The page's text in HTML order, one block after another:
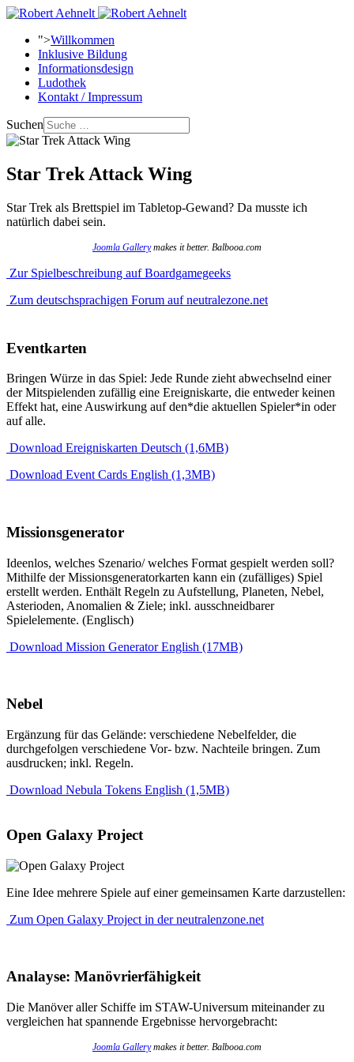
">Willkommen
Inklusive Bildung
Informationsdesign
Ludothek
Kontakt / Impressum
Suchen
Star Trek Attack Wing
Star Trek als Brettspiel im Tabletop-Gewand? Da musste ich
natürlich dabei sein.
Joomla Gallerymakes it better. Balbooa.com
Zur Spielbeschreibung auf Boardgamegeeks
Zum deutschsprachigen Forum auf neutralezone.net
Eventkarten
Bringen Würze in das Spiel: Jede Runde zieht abwechselnd einer
der Mitspielenden zufällig eine Ereigniskarte, die entweder keinen
Effekt hat, eine Auswirkung auf den*die aktuellen Spieler*in oder
auf alle.
Download Ereigniskarten Deutsch (1,6MB)
Download Event Cards English (1,3MB)
Missionsgenerator
Ideenlos, welches Szenario/ welches Format gespielt werden soll?
Mithilfe der Missionsgeneratorkarten kann ein (zufälliges) Spiel
erstellt werden. Enthält Regeln zu Aufstellung, Planeten, Nebel,
Asterioden, Anomalien & Ziele; inkl. ausschneidbarer
Spielelemente. (Englisch)
Download Mission Generator English (17MB)
Nebel
Ergänzung für das Gelände: verschiedene Nebelfelder, die
durchgefolgen verschiedene Vor- bzw. Nachteile bringen. Zum
ausdrucken; inkl. Regeln.
Download Nebula Tokens English (1,5MB)
Open Galaxy Project
Eine Idee mehrere Spiele auf einer gemeinsamen Karte darzustellen:
Zum Open Galaxy Project in der neutralenzone.net
Analayse: Manövrierfähigkeit
Die Manöver aller Schiffe im STAW-Universum miteinander zu
vergleichen hat spannende Ergebnisse hervorgebracht:
Joomla Gallerymakes it better. Balbooa.com